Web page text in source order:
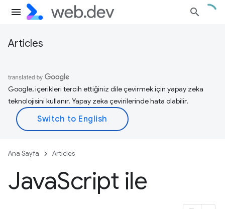
Articles
Google, içerikleri tercih ettiğiniz dile çevirmek için yapay zeka
teknolojisini kullanır. Yapay zeka çevirilerinde hata olabilir.
Ana Sayfa Articles
JavaScript ile